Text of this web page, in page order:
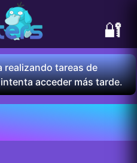
🔐
realizando tareas de
acceder más tarde.